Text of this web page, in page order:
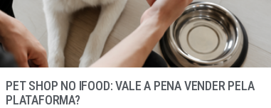
PET SHOP NO IFOOD: VALE A PENA VENDER PELA
PLATAFORMA?